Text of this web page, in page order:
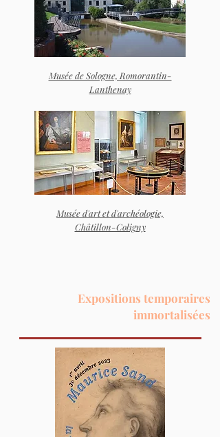
Musée de Sologne, Romorantin-
Lanthenay
Musée d'art et d'archéologie,
Châtillon-Coligny
Expositions temporaires
immortalisées